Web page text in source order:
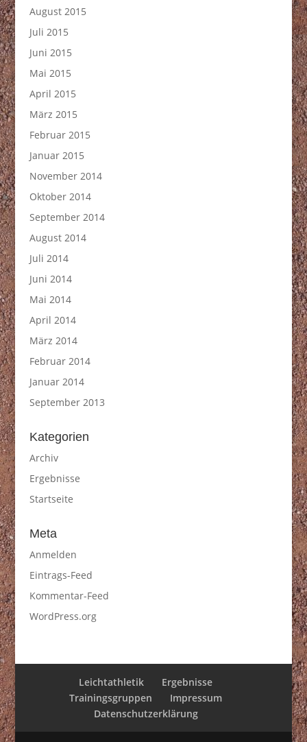
August 2015
Juli 2015
Juni 2015
Mai 2015
April 2015
März 2015
Februar 2015
Januar 2015
November 2014
Oktober 2014
September 2014
August 2014
Juli 2014
Juni 2014
Mai 2014
April 2014
März 2014
Februar 2014
Januar 2014
September 2013
Kategorien
Archiv
Ergebnisse
Startseite
Meta
Anmelden
Eintrags-Feed
Kommentar-Feed
WordPress.org
Leichtathletik
Ergebnisse
Trainingsgruppen
Impressum
Datenschutzerklärung